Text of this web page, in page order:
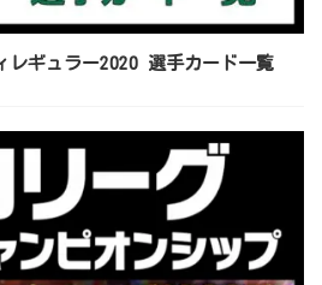
レギュラー2020 選手カード一覧